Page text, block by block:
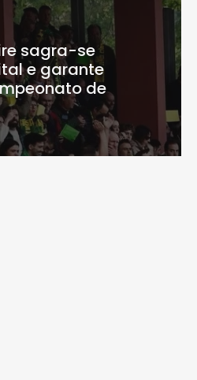
sagra-se
e garante
de